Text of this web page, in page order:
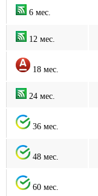
6 мес.
12 мес.
18 мес.
24 мес.
36 мес.
48 мес.
60 мес.